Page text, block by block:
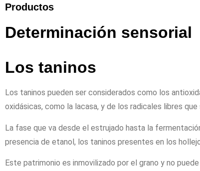
Productos
Determinación sensorial
Los taninos
Los taninos pueden ser considerados como los
oxidásicas, como la lacasa, y de los radicales libres
La fase que va desde el estrujado hasta la
presencia de etanol, los taninos presentes en los
Este patrimonio es inmovilizado por el grano y no